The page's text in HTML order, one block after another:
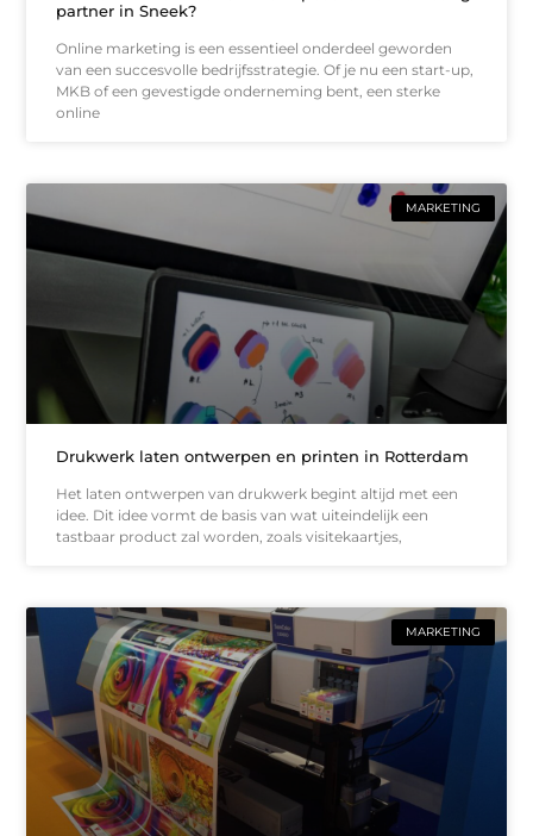
partner in Sneek?
Online marketing is een essentieel onderdeel geworden
van een succesvolle bedrijfsstrategie. Of je nu een start-up,
MKB of een gevestigde onderneming bent, een sterke
online
MARKETING
Drukwerk laten ontwerpen en printen in Rotterdam
Het laten ontwerpen van drukwerk begint altijd met een
idee. Dit idee vormt de basis van wat uiteindelijk een
tastbaar product zal worden, zoals visitekaartjes,
MARKETING